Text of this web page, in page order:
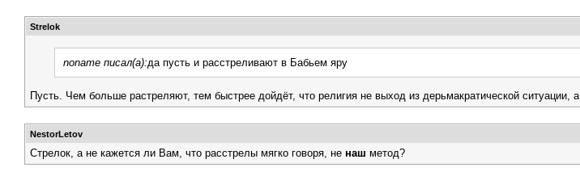
Strelok
noname писал(а):да пусть и расстреливают в Бабьем яру
Пусть. Чем больше растреляют, тем быстрее дойдёт, что религия не выход из дерьмакратической ситуации,
NestorLetov
Стрелок, а не кажется ли Вам, что расстрелы мягко говоря, не наш метод?